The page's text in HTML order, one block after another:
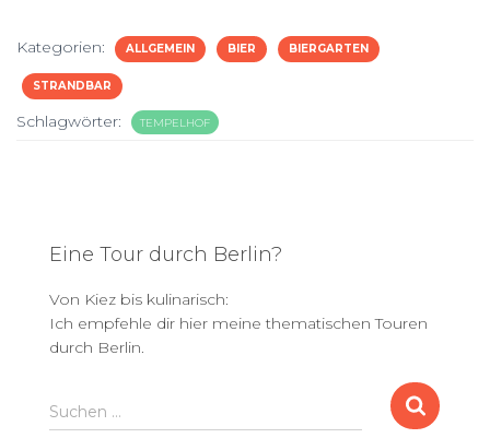
Kategorien: ALLGEMEIN BIER BIERGARTEN
STRANDBAR
Schlagwörter: TEMPELHOF
Eine Tour durch Berlin?
Von Kiez bis kulinarisch:
Ich empfehle dir hier meine thematischen Touren
durch Berlin.
S
u
Suchen …